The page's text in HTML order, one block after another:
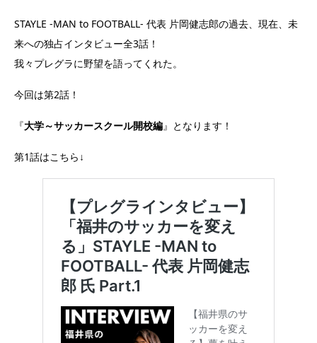
STAYLE -MAN to FOOTBALL- 代表 片岡健志郎の過去、現在、未
来への独占インタビュー全3話！
我々プレグラに野望を語ってくれた。
今回は第2話！
『大学～サッカースクール開校編』となります！
第1話はこちら↓